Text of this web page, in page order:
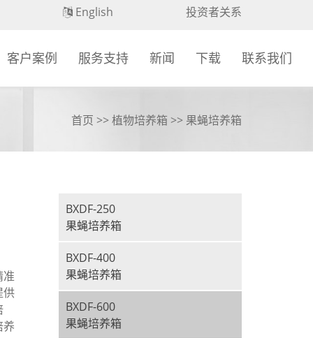
English 投资者关系
客户案例 服务支持 新闻 下载 联系我们
首页 >>植物培养箱 >> 果蝇培养箱
准
供
养
BXDF-250
果蝇培养箱
BXDF-400
果蝇培养箱
BXDF-600
果蝇培养箱